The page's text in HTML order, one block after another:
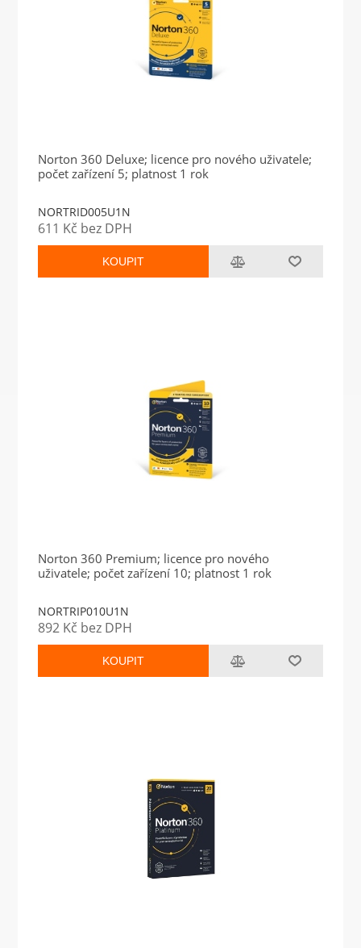
Norton 360 Deluxe; licence pro nového uživatele;
počet zařízení 5; platnost 1 rok
NORTRID005U1N
611 Kč bez DPH
KOUPIT
Norton 360 Premium; licence pro nového
uživatele; počet zařízení 10; platnost 1 rok
NORTRIP010U1N
892 Kč bez DPH
KOUPIT